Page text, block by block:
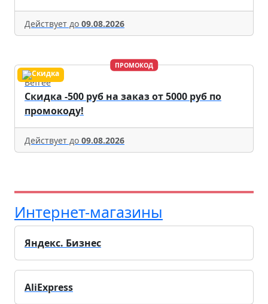
Действует до 09.08.2026
ПРОМОКОД
Befree
Скидка -500 руб на заказ от 5000 руб по
промокоду!
Действует до 09.08.2026
Интернет-магазины
Яндекс. Бизнес
AliExpress